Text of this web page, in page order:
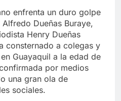
enfrenta un duro golpe
Dueñas Buraye,
Henry Dueñas
consternado a colegas y
Guayaquil a la edad de
por medios
una gran ola de
sociales.